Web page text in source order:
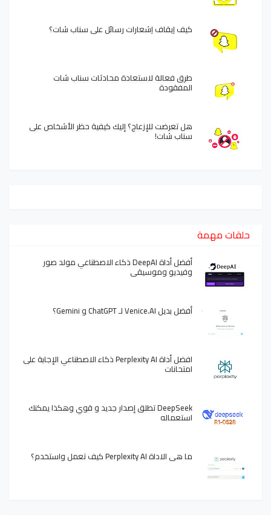
كيف إيقاف إشعارات رسائل على سناب شات؟
طرق فعالة لاستعادة محادثات سناب شات
المفقودة
هل تعرضت للإزعاج؟ إليك كيفية حظر الأشخاص على
سناب شات!
حلقات مهمة
أفضل أداة DeepAI ذكاء الاصطناعي مولد صور
وفيديو وموسيقى
أفضل بديل Venice.AI لـ ChatGPT و Gemini؟
افضل أداة Perplexity AI ذكاء الاصطناعي الإجابة على
امتحانات
DeepSeek تطلق إصدار جديد و قوي وهكذا يمكنك
استعماله
ما هي الاداة Perplexity AI كيف تعمل واستخدم؟